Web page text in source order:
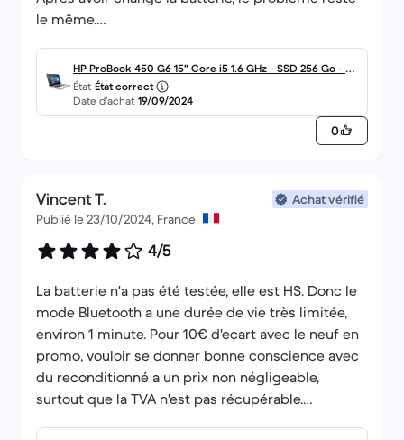
le même.
HP ProBook 450 G6 15" Core i5 1.6 GHz - SSD 256 Go - 8
Go AZERTY - Français
État État correct
Date d’achat 19/09/2024
0
Vincent T.
Achat vérifié
Publié le 23/10/2024, France.
4/5
La batterie n'a pas été testée, elle est HS. Donc le
mode Bluetooth a une durée de vie très limitée,
environ 1 minute. Pour 10€ d'ecart avec le neuf en
promo, vouloir se donner bonne conscience avec
du reconditionné a un prix non négligeable,
surtout que la TVA n'est pas récupérable.